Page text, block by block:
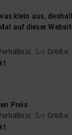
klein aus,
auf dieser
: 5/5 Größe:
Preis
: 5/5 Größe: